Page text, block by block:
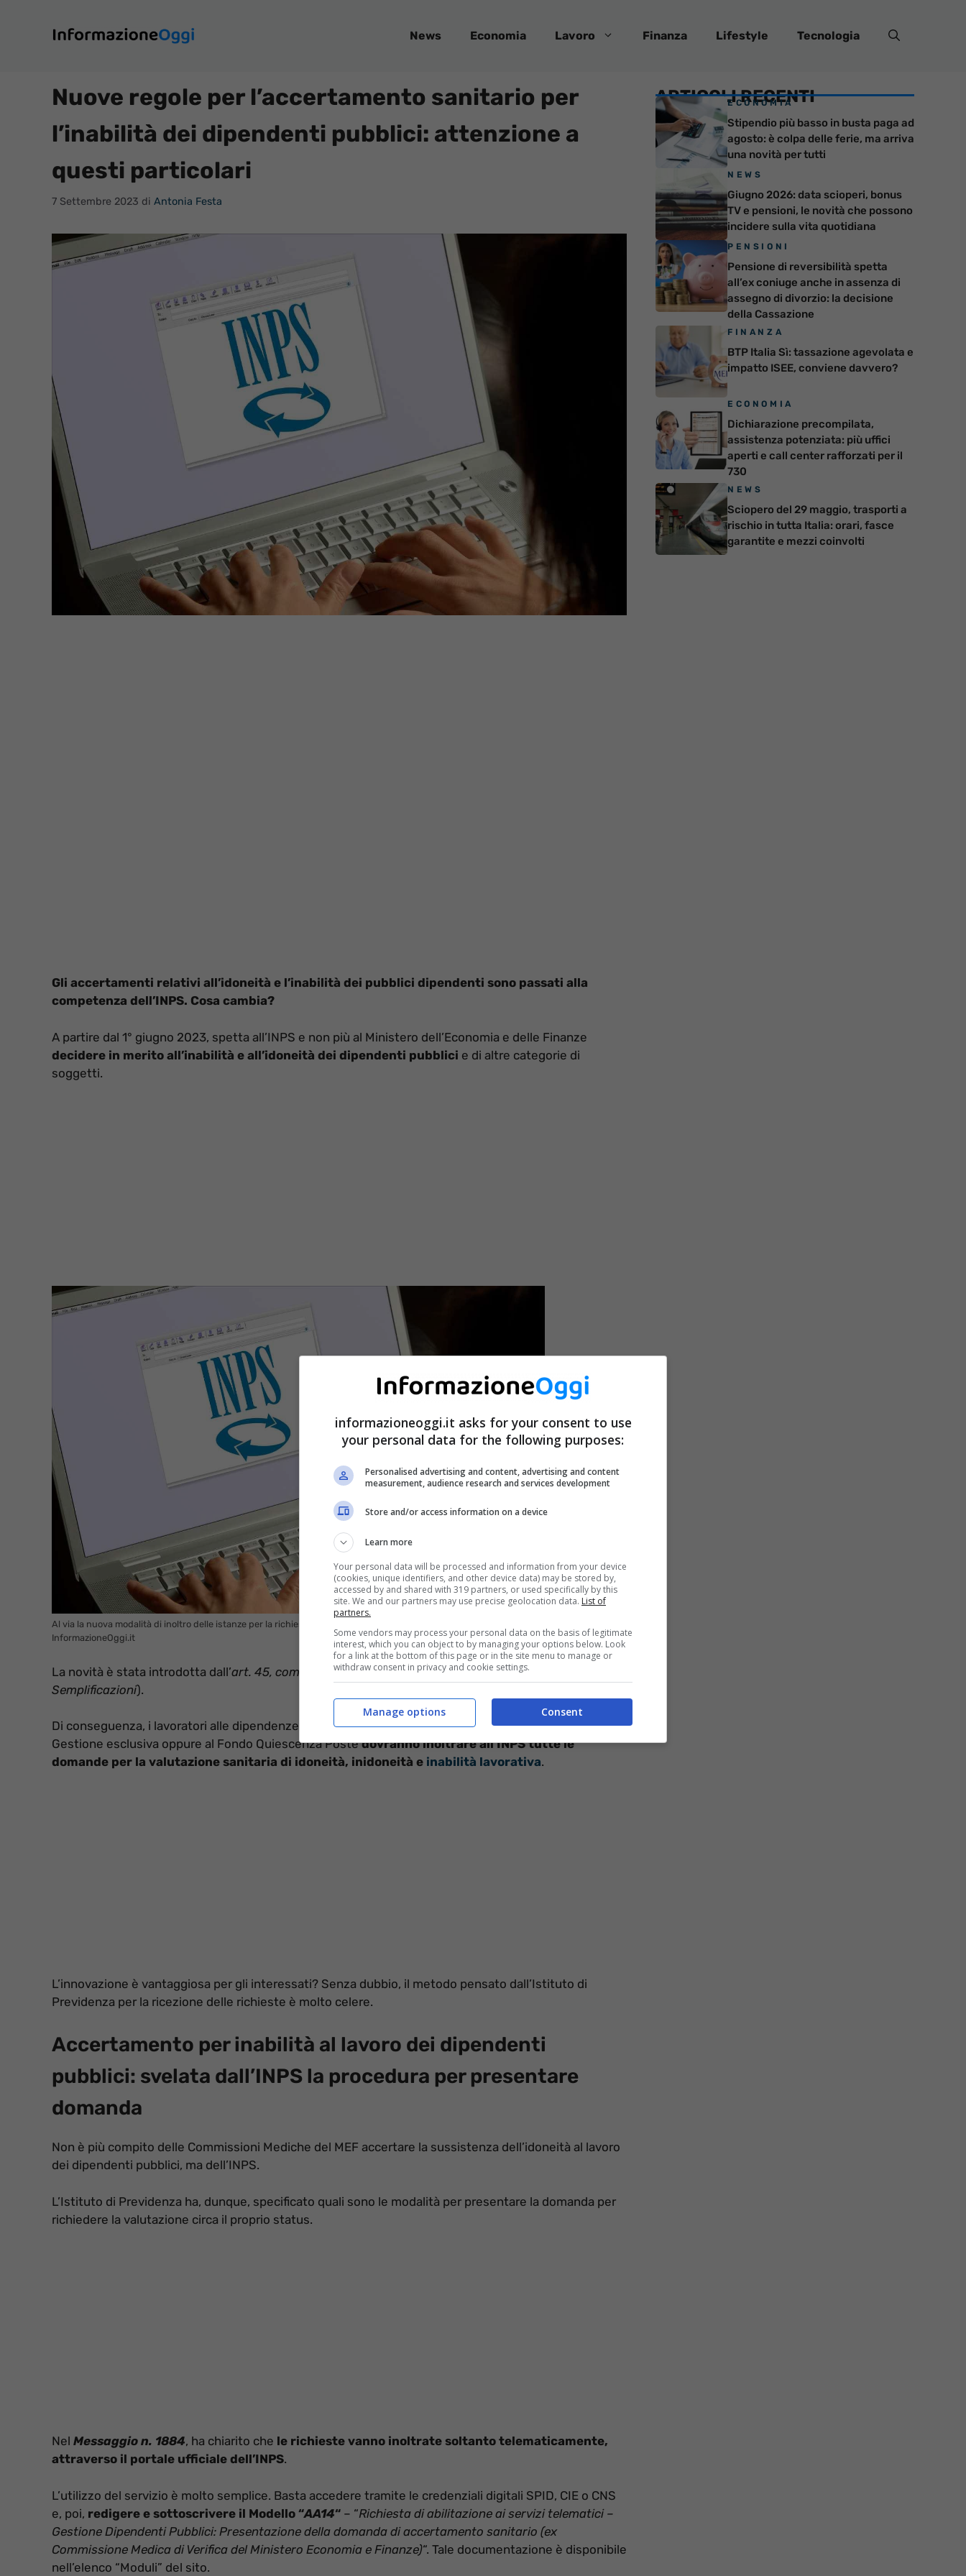
contenuto
News Economia Lavoro Finanza Lifestyle Tecnologia
Nuove regole per l’accertamento sanitario per
l’inabilità dei dipendenti pubblici: attenzione a
questi particolari
7 Settembre 2023 di Antonia Festa
Gli accertamenti relativi all’idoneità e l’inabilità dei pubblici dipendenti sono passati alla
competenza dell’INPS. Cosa cambia?
A partire dal 1° giugno 2023, spetta all’INPS e non più al Ministero dell’Economia e delle Finanze
decidere in merito all’inabilità e all’idoneità dei dipendenti pubblici e di altre categorie di
soggetti.
Al via la nuova modalità di inoltro delle istanze per la richiesta di inabilità dei dipendenti pubblici –
InformazioneOggi.it
La novità è stata introdotta dall’art. 45, comma 3 bis, de, D.L. n.73 del 2022(cd. Decreto
Semplificazioni).
Di conseguenza, i lavoratori alle dipendenze di Enti e Pubbliche Amministrazioni che sono iscritti alla
Gestione esclusiva oppure al Fondo Quiescenza Postedovranno inoltrare all’INPS tutte le
domande per la valutazione sanitaria di idoneità, inidoneità e inabilità lavorativa.
L’innovazione è vantaggiosa per gli interessati? Senza dubbio, il metodo pensato dall’Istituto di
Previdenza per la ricezione delle richieste è molto celere.
Accertamento per inabilità al lavoro dei dipendenti
pubblici: svelata dall’INPS la procedura per presentare
domanda
Non è più compito delle Commissioni Mediche del MEF accertare la sussistenza dell’idoneità al lavoro
dei dipendenti pubblici, ma dell’INPS.
L’Istituto di Previdenza ha, dunque, specificato quali sono le modalità per presentare la domanda per
richiedere la valutazione circa il proprio status.
Nel Messaggio n. 1884, ha chiarito che le richieste vanno inoltrate soltanto telematicamente,
attraverso il portale ufficiale dell’INPS.
L’utilizzo del servizio è molto semplice. Basta accedere tramite le credenziali digitali SPID, CIE o CNS
e, poi, redigere e sottoscrivere il Modello “AA14“ – “Richiesta di abilitazione ai servizi telematici –
Gestione Dipendenti Pubblici: Presentazione della domanda di accertamento sanitario (ex
Commissione Medica di Verifica del Ministero Economia e Finanze)“. Tale documentazione è disponibile
nell’elenco “Moduli” del sito.
ARTICOLI RECENTI
ECONOMIA
Stipendio più basso in busta paga ad
agosto: è colpa delle ferie, ma arriva
una novità per tutti
NEWS
Giugno 2026: data scioperi, bonus
TV e pensioni, le novità che possono
incidere sulla vita quotidiana
PENSIONI
Pensione di reversibilità spetta
all’ex coniuge anche in assenza di
assegno di divorzio: la decisione
della Cassazione
FINANZA
BTP Italia Sì: tassazione agevolata e
impatto ISEE, conviene davvero?
ECONOMIA
Dichiarazione precompilata,
assistenza potenziata: più uffici
aperti e call center rafforzati per il
730
NEWS
Sciopero del 29 maggio, trasporti a
rischio in tutta Italia: orari, fasce
garantite e mezzi coinvolti
informazioneoggi.it asks for your consent to use
your personal data for the following purposes:
Personalised advertising and content, advertising and content
measurement, audience research and services development
Store and/or access information on a device
Learn more
Your personal data will be processed and information from your device
(cookies, unique identifiers, and other device data) may be stored by,
accessed by and shared with 319 partners, or used specifically by this
site. We and our partners may use precise geolocation data. List of
partners.
Some vendors may process your personal data on the basis of legitimate
interest, which you can object to by managing your options below. Look
for a link at the bottom of this page or in the site menu to manage or
withdraw consent in privacy and cookie settings.
Consent
Manage options